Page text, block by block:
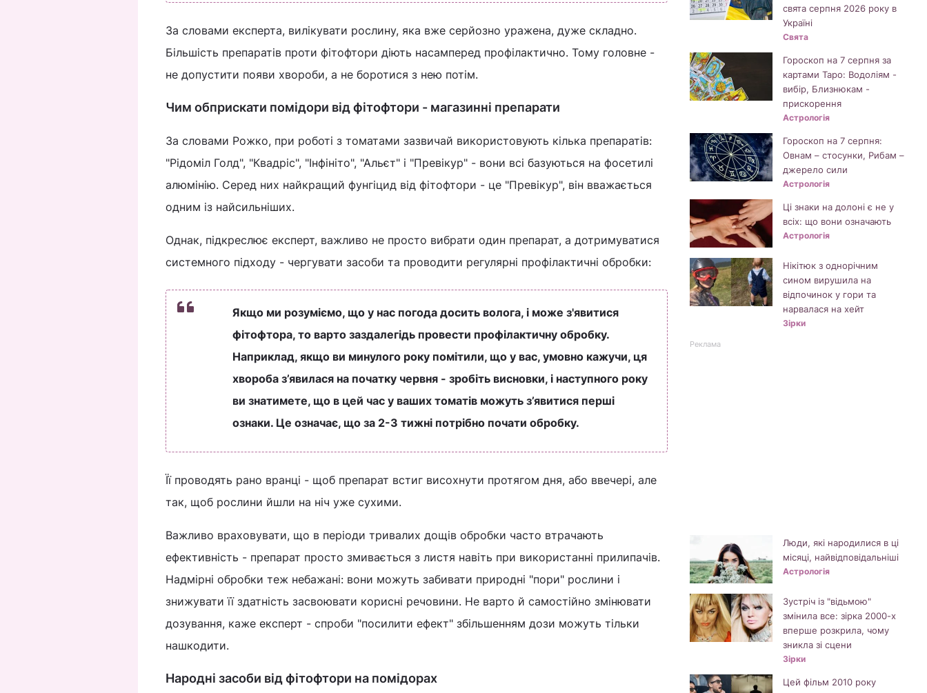
За словами експерта, вилікувати рослину, яка вже серйозно уражена, дуже складно.
Більшість препаратів проти фітофтори діють насамперед профілактично. Тому головне -
не допустити появи хвороби, а не боротися з нею потім.
Чим обприскати помідори від фітофтори - магазинні препарати
За словами Рожко, при роботі з томатами зазвичай використовують кілька препаратів:
"Рідоміл Голд", "Квадріс", "Інфініто", "Альєт" і "Превікур" - вони всі базуються на фосетилі
алюмінію. Серед них найкращий фунгіцид від фітофтори - це "Превікур", він вважається
одним із найсильніших.
Однак, підкреслює експерт, важливо не просто вибрати один препарат, а дотримуватися
системного підходу - чергувати засоби та проводити регулярні профілактичні обробки:
Якщо ми розуміємо, що у нас погода досить волога, і може з'явитися
фітофтора, то варто заздалегідь провести профілактичну обробку.
Наприклад, якщо ви минулого року помітили, що у вас, умовно кажучи, ця
хвороба з’явилася на початку червня - зробіть висновки, і наступного року
ви знатимете, що в цей час у ваших томатів можуть з’явитися перші
ознаки. Це означає, що за 2-3 тижні потрібно почати обробку.
Її проводять рано вранці - щоб препарат встиг висохнути протягом дня, або ввечері, але
так, щоб рослини йшли на ніч уже сухими.
Важливо враховувати, що в періоди тривалих дощів обробки часто втрачають
ефективність - препарат просто змивається з листя навіть при використанні прилипачів.
Надмірні обробки теж небажані: вони можуть забивати природні "пори" рослини і
знижувати її здатність засвоювати корисні речовини. Не варто й самостійно змінювати
дозування, каже експерт - спроби "посилити ефект" збільшенням дози можуть тільки
нашкодити.
Народні засоби від фітофтори на помідорах
свята серпня 2026 року в
Україні
Свята
Гороскоп на 7 серпня за
картами Таро: Водоліям -
вибір, Близнюкам -
прискорення
Астрологія
Гороскоп на 7 серпня:
Овнам – стосунки, Рибам –
джерело сили
Астрологія
Ці знаки на долоні є не у
всіх: що вони означають
Астрологія
Нікітюк з однорічним
сином вирушила на
відпочинок у гори та
нарвалася на хейт
Зірки
Реклама
Люди, які народилися в ці
місяці, найвідповідальніші
Астрологія
Зустріч із "відьмою"
змінила все: зірка 2000-х
вперше розкрила, чому
зникла зі сцени
Зірки
Цей фільм 2010 року